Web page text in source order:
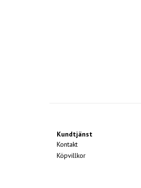
Kundtjänst
Kontakt
Köpvillkor